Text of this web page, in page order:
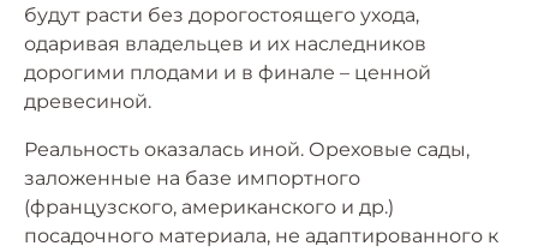
будут расти без дорогостоящего ухода,
одаривая владельцев и их наследников
дорогими плодами и в финале – ценной
древесиной.
Реальность оказалась иной. Ореховые сады,
заложенные на базе импортного
(французского, американского и др.)
посадочного материала, не адаптированного к